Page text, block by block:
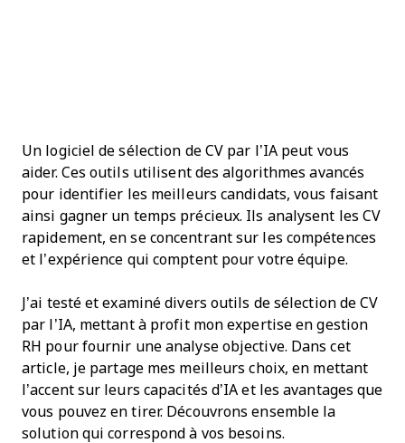
Un logiciel de sélection de CV par l’IA peut vous
aider. Ces outils utilisent des algorithmes avancés
pour identifier les meilleurs candidats, vous faisant
ainsi gagner un temps précieux. Ils analysent les CV
rapidement, en se concentrant sur les compétences
et l’expérience qui comptent pour votre équipe.
J’ai testé et examiné divers outils de sélection de CV
par l’IA, mettant à profit mon expertise en gestion
RH pour fournir une analyse objective. Dans cet
article, je partage mes meilleurs choix, en mettant
l’accent sur leurs capacités d’IA et les avantages que
vous pouvez en tirer. Découvrons ensemble la
solution qui correspond à vos besoins.